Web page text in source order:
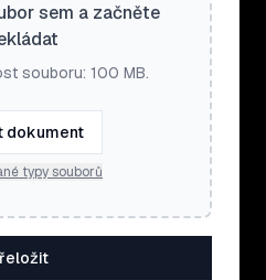
sem a začněte
souboru: 100 MB.
dokument
typy souborů